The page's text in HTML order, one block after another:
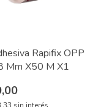
Rapifix OPP
Mm X50 M X1